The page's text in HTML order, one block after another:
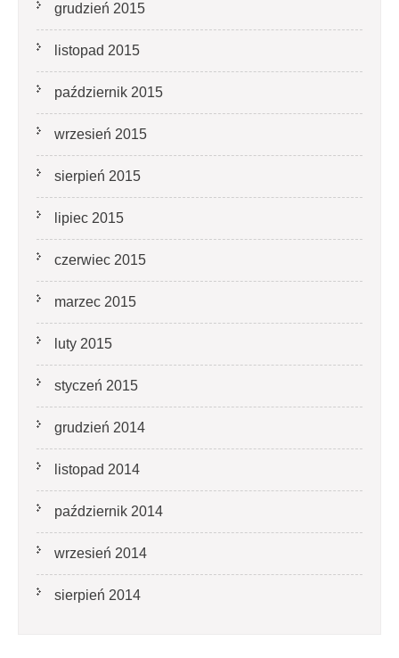
grudzień 2015
listopad 2015
październik 2015
wrzesień 2015
sierpień 2015
lipiec 2015
czerwiec 2015
marzec 2015
luty 2015
styczeń 2015
grudzień 2014
listopad 2014
październik 2014
wrzesień 2014
sierpień 2014